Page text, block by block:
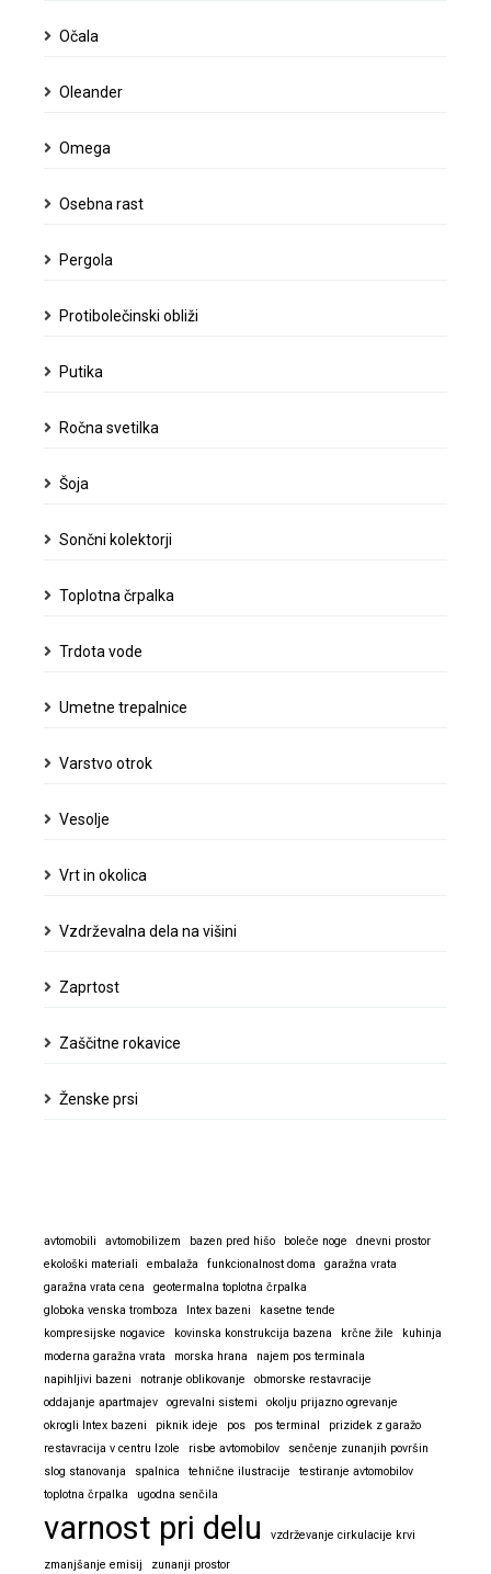
Očala
Oleander
Omega
Osebna rast
Pergola
Protibolečinski obliži
Putika
Ročna svetilka
Šoja
Sončni kolektorji
Toplotna črpalka
Trdota vode
Umetne trepalnice
Varstvo otrok
Vesolje
Vrt in okolica
Vzdrževalna dela na višini
Zaprtost
Zaščitne rokavice
Ženske prsi
avtomobili avtomobilizem bazen pred hišo boleče noge
dnevni prostor
ekološki materiali
embalaža funkcionalnost doma
garažna vrata
garažna vrata cena
geotermalna toplotna črpalka
globoka venska tromboza
Intex bazeni
kasetne tende
kompresijske nogavice
kovinska konstrukcija bazena krčne žile
kuhinja
moderna garažna vrata
morska hrana
najem pos terminala
napihljivi bazeni
notranje oblikovanje
obmorske restavracije
oddajanje apartmajev
ogrevalni sistemi
okolju prijazno ogrevanje
okrogli Intex bazeni
piknik ideje pos pos terminal
prizidek z garažo
restavracija v centru Izole
risbe avtomobilov
senčenje zunanjih površin
slog stanovanja
spalnica tehnične ilustracije
testiranje avtomobilov
toplotna črpalka
ugodna senčila
varnost pri delu vzdrževanje cirkulacije krvi
zmanjšanje emisij zunanji prostor